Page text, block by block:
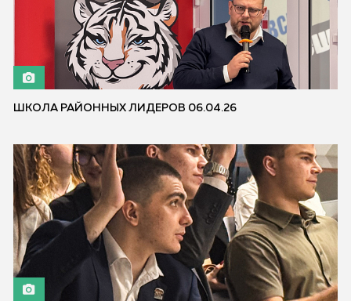
ШКОЛА РАЙОННЫХ ЛИДЕРОВ 06.04.26